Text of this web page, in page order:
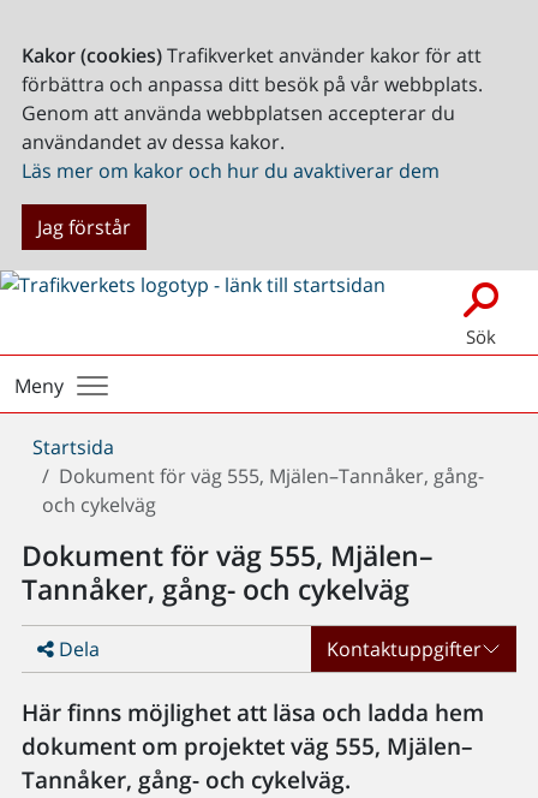
Kakor (cookies)Trafikverket använder kakor för att
förbättra och anpassa ditt besök på vår webbplats.
Genom att använda webbplatsen accepterar du
användandet av dessa kakor.
Läs mer om kakor och hur du avaktiverar dem
Jag förstår
Sök
Meny
Du
är
här:
Startsida
Dokument för väg 555, Mjälen–Tannåker, gång-
och cykelväg
Dokument för väg 555, Mjälen–
Tannåker, gång- och cykelväg
Dela Kontaktuppgifter
Här finns möjlighet att läsa och ladda hem
dokument om projektet väg 555, Mjälen–
Tannåker, gång- och cykelväg.